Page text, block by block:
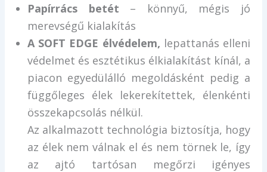
Papírrács betét – könnyű, mégis jó
merevségű kialakítás
A SOFT EDGE élvédelem, lepattanás elleni
védelmet és esztétikus élkialakítást kínál, a
piacon egyedülálló megoldásként pedig a
függőleges élek lekerekítettek, élenkénti
összekapcsolás nélkül.
Az alkalmazott technológia biztosítja, hogy
az élek nem válnak el és nem törnek le, így
az ajtó tartósan megőrzi igényes